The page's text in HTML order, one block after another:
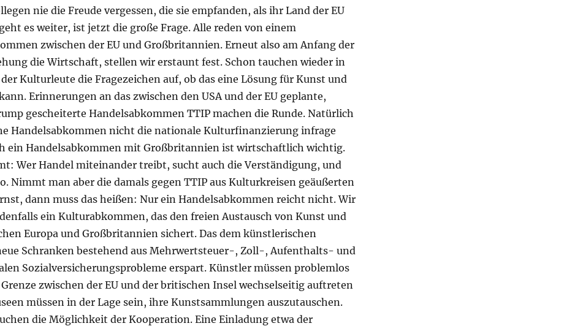
nie die Freude vergessen, die sie empfanden, als ihr Land der EU
es weiter, ist jetzt die große Frage. Alle reden von einem
zwischen der EU und Großbritannien. Erneut also am Anfang der
die Wirtschaft, stellen wir erstaunt fest. Schon tauchen wieder in
Kulturleute die Fragezeichen auf, ob das eine Lösung für Kunst und
Erinnerungen an das zwischen den USA und der EU geplante,
gescheiterte Handelsabkommen TTIP machen die Runde. Natürlich
Handelsabkommen nicht die nationale Kulturfinanzierung infrage
ein Handelsabkommen mit Großbritannien ist wirtschaftlich wichtig.
Wer Handel miteinander treibt, sucht auch die Verständigung, und
Nimmt man aber die damals gegen TTIP aus Kulturkreisen geäußerten
dann muss das heißen: Nur ein Handelsabkommen reicht nicht. Wir
ein Kulturabkommen, das den freien Austausch von Kunst und
Europa und Großbritannien sichert. Das dem künstlerischen
Schranken bestehend aus Mehrwertsteuer-, Zoll-, Aufenthalts- und
Sozialversicherungsprobleme erspart. Künstler müssen problemlos
zwischen der EU und der britischen Insel wechselseitig auftreten
müssen in der Lage sein, ihre Kunstsammlungen auszutauschen.
die Möglichkeit der Kooperation. Eine Einladung etwa der